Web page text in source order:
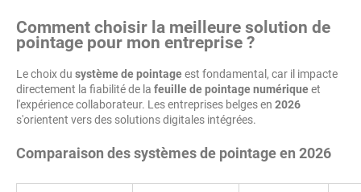
Comment choisir la meilleure solution de
pointage pour mon entreprise ?
Le choix du système de pointageest fondamental, car il impacte
directement la fiabilité de la feuille de pointage numériqueet
l'expérience collaborateur. Les entreprises belges en 2026
s'orientent vers des solutions digitales intégrées.
Comparaison des systèmes de pointage en 2026